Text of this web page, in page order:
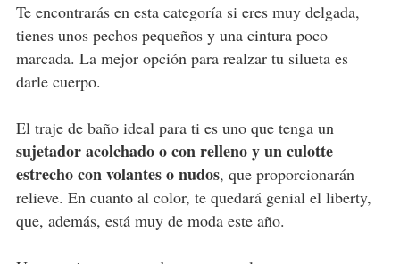
Te encontrarás en esta categoría si eres muy delgada,
tienes unos pechos pequeños y una cintura poco
marcada. La mejor opción para realzar tu silueta es
darle cuerpo.
El traje de baño ideal para ti es uno que tenga un
sujetador acolchado o con relleno y un culotte
estrecho con volantes o nudos, que proporcionarán
relieve. En cuanto al color, te quedará genial el liberty,
que, además, está muy de moda este año.